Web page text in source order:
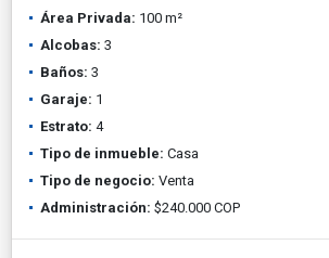
Área Privada: 100 m²
Alcobas: 3
Baños: 3
Garaje: 1
Estrato: 4
Tipo de inmueble: Casa
Tipo de negocio: Venta
Administración: $240.000 COP